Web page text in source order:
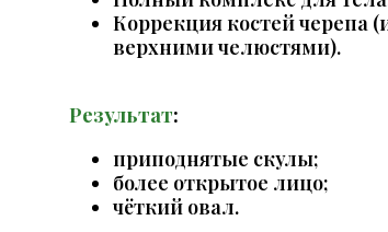
Коррекция костей черепа
верхними челюстями).
Результат:
приподнятые скулы;
более открытое лицо;
чёткий овал.